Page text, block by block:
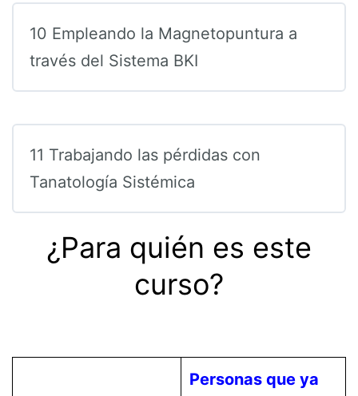
10 Empleando la Magnetopuntura a
través del Sistema BKI
11 Trabajando las pérdidas con
Tanatología Sistémica
¿Para quién es este
curso?
Personas que ya